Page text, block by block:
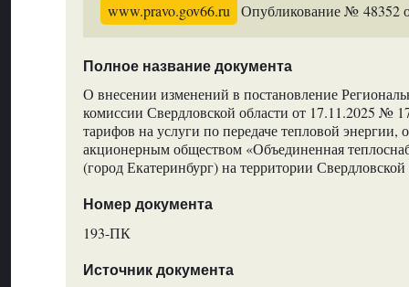
www.pravo.gov66.ru Опубликование № 48352
Полное название документа
О внесении изменений в постановление
комиссии Свердловской области от 17.11.2025 №
тарифов на услуги по передаче тепловой энергии,
акционерным обществом «Объединенная
(город Екатеринбург) на территории
Номер документа
193-ПК
Источник документа